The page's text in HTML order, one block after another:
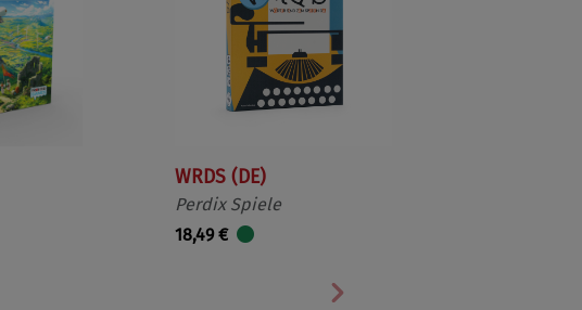
WRDS (DE)
Perdix Spiele
18,49 €